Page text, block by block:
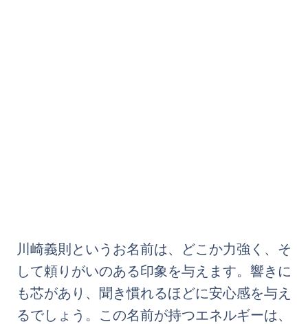
川崎義則というお名前は、どこか力強く、そ
して頼りがいのある印象を与えます。響きに
も芯があり、聞き慣れるほどに安心感を与え
るでしょう。この名前が持つエネルギーは、